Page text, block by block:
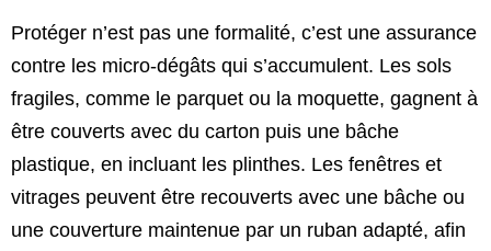
Protéger n’est pas une formalité, c’est une assurance
contre les micro-dégâts qui s’accumulent. Les sols
fragiles, comme le parquet ou la moquette, gagnent à
être couverts avec du carton puis une bâche
plastique, en incluant les plinthes. Les fenêtres et
vitrages peuvent être recouverts avec une bâche ou
une couverture maintenue par un ruban adapté, aﬁn